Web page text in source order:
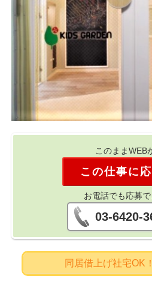
このままWEB
この仕事に
お電話でも応募で
03-6420-
同居借上げ社宅OK